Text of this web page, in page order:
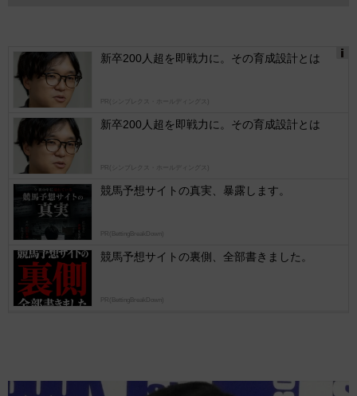
新卒200人超を即戦力に。その育成設計とは
PR(シンプレクス・ホールディングス)
新卒200人超を即戦力に。その育成設計とは
PR(シンプレクス・ホールディングス)
競馬予想サイトの真実、暴露します。
PR(BettingBreakDown)
競馬予想サイトの裏側、全部書きました。
PR(BettingBreakDown)